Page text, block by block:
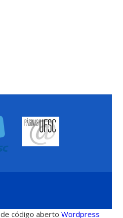
de código abertoWordpress